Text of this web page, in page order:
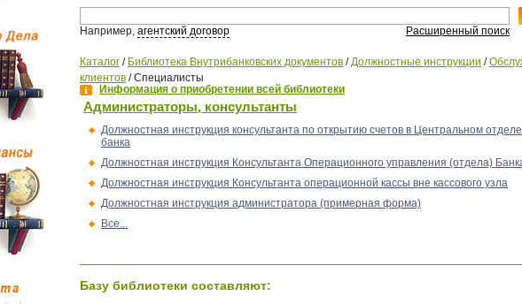
Например, агентский договор Расширенный поиск
Каталог / Библиотека Внутрибанковских документов /Должностные инструкции /
клиентов /Специалисты
Информация о приобретении всей библиотеки
Администраторы, консультанты
Должностная инструкция консультанта по открытию счетов в Центральном
банка
Должностная инструкция Консультанта Операционного управления (отдела)
Должностная инструкция Консультанта операционной кассы вне кассового узла
Должностная инструкция администратора (примерная форма)
Все...
Базу библиотеки составляют: